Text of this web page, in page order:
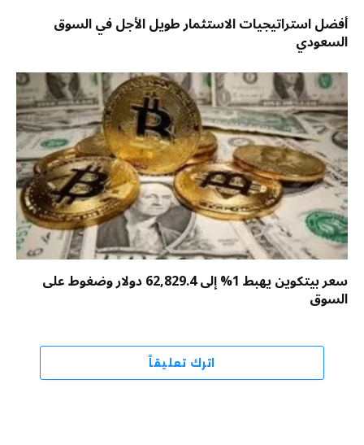
أفضل استراتيجيات الاستثمار طويل الأجل في السوق
السعودي
سعر بيتكوين يهبط 1% إلى 62,829.4 دولار وضغوط على
السوق
اترك تعليقاً